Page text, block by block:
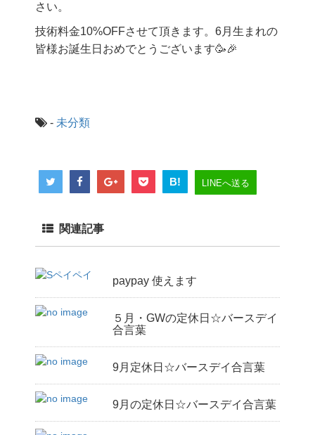
さい。
技術料金10%OFFさせて頂きます。6月生まれの
皆様お誕生日おめでとうございます🥳🎉
- 未分類
B! LINEへ送る
関連記事
paypay 使えます
５月・GWの定休日☆バースデイ
合言葉
9月定休日☆バースデイ合言葉
9月の定休日☆バースデイ合言葉